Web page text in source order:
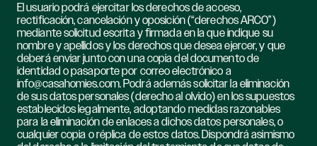
El usuario podrá ejercitar los derechos de acceso,
rectificación, cancelación y oposición (“derechos ARCO”)
mediante solicitud escrita y firmada en la que indique su
nombre y apellidos y los derechos que desea ejercer, y que
deberá enviar junto con una copia del documento de
identidad o pasaporte por correo electrónico a
info@casahomies.com. Podrá además solicitar la eliminación
de sus datos personales (derecho al olvido) en los supuestos
establecidos legalmente, adoptando medidas razonables
para la eliminación de enlaces a dichos datos personales, o
cualquier copia o réplica de estos datos. Dispondrá asimismo